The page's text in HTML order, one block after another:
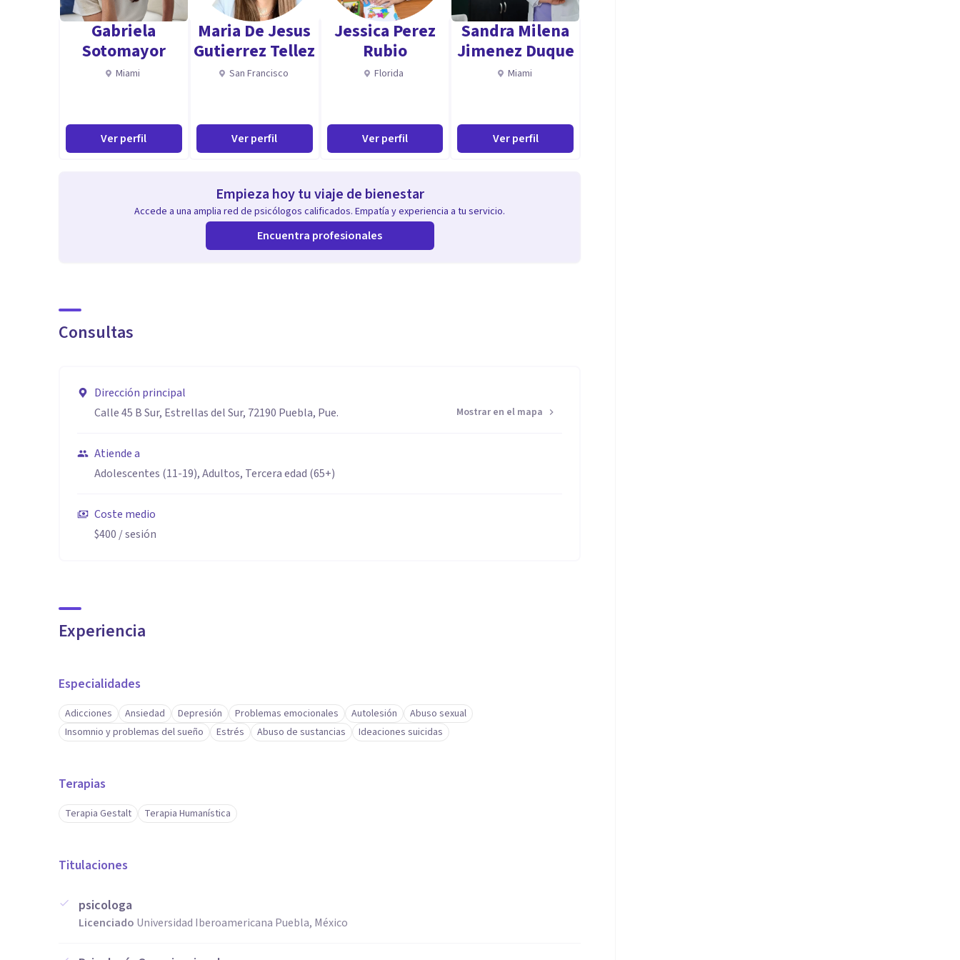
Gabriela
Sotomayor
Miami
Ver perfil
Maria De Jesus
Gutierrez Tellez
San Francisco
Ver perfil
Jessica Perez
Rubio
Florida
Ver perfil
Sandra Milena
Jimenez Duque
Miami
Ver perfil
Empieza hoy tu viaje de bienestar
Accede a una amplia red de psicólogos calificados. Empatía y experiencia a tu servicio.
Encuentra profesionales
Consultas
Dirección principal
Calle 45 B Sur, Estrellas del Sur, 72190 Puebla, Pue.
Mostrar en el mapa
Atiende a
Adolescentes (11-19), Adultos, Tercera edad (65+)
Coste medio
$400 / sesión
Experiencia
Especialidades
Adicciones Ansiedad Depresión Problemas emocionales Autolesión
Abuso sexual
Insomnio y problemas del sueño
Estrés Abuso de sustancias Ideaciones suicidas
Terapias
Terapia Gestalt Terapia Humanística
Titulaciones
psicologa
Licenciado Universidad Iberoamericana Puebla, México